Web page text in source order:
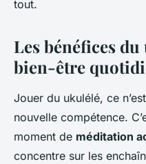
tout.
Les bénéfices
bien-être
Jouer du ukulélé, ce
nouvelle compétence.
moment de méditation
concentre sur les